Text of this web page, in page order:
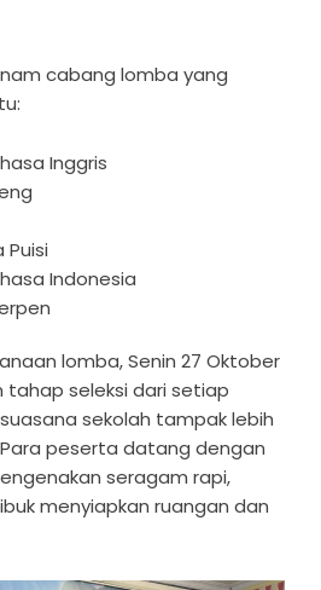
cabang lomba yang
Inggris
Indonesia
lomba, Senin 27 Oktober
tahap seleksi dari setiap
sekolah tampak lebih
peserta datang dengan
seragam rapi,
menyiapkan ruangan dan